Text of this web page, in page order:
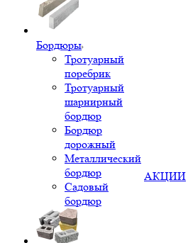
Бордюры
Тротуарный
поребрик
Тротуарный
шарнирный
бордюр
Бордюр
дорожный
Металлический
бордюр
Садовый
бордюр
АКЦИИ